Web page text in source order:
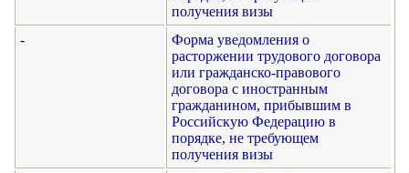
получения визы
-
Форма уведомления о
расторжении трудового договора
или гражданско-правового
договора с иностранным
гражданином, прибывшим в
Российскую Федерацию в
порядке, не требующем
получения визы